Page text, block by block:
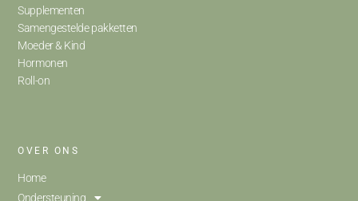
Supplementen
Samengestelde pakketten
Moeder & Kind
Hormonen
Roll-on
OVER ONS
Home
Ondersteuning